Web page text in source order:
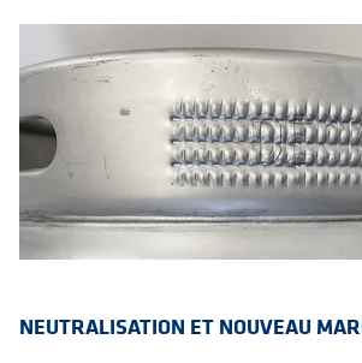
NEUTRALISATION ET NOUVEAU